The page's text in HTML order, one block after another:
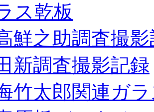
ス乾板
鮮之助調査撮
新調査撮影記録
竹太郎関連ガ